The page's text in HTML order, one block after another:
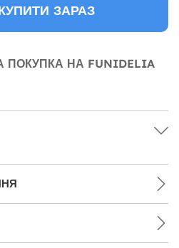
ЗАРАЗ
ПОКУПКА НА FUNIDELIA